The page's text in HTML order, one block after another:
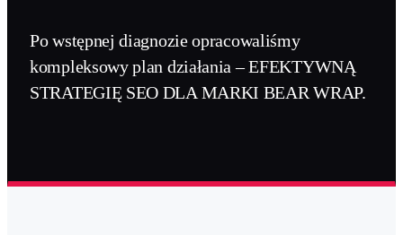
Po wstępnej diagnozie opracowaliśmy
kompleksowy plan działania – EFEKTYWNĄ
STRATEGIĘ SEO DLA MARKI BEAR WRAP.